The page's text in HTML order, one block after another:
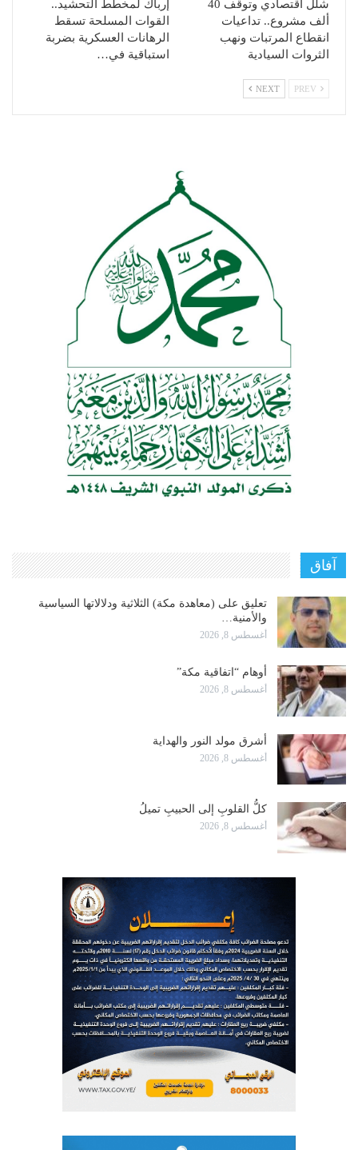
شلل اقتصادي وتوقف 40
ألف مشروع.. تداعيات
انقطاع المرتبات ونهب
الثروات السيادية
إرباك لمخطط التحشيد..
القوات المسلحة تسقط
الرهانات العسكرية بضربة
استباقية في…
NEXT
آفاق
تعليق على (معاهدة مكة) الثلاثية ودلالاتها السياسية
والأمنية…
أغسطس 8, 2026
أوهام “اتفاقية مكة”
أغسطس 8, 2026
أشرق مولد النور والهداية
أغسطس 8, 2026
كلُّ القلوبِ إلى الحبيبِ تميلُ
أغسطس 8, 2026